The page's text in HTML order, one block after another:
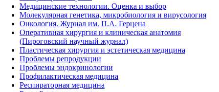
Медицинские технологии. Оценка и выбор
Молекулярная генетика, микробиология и вирусология
Онкология. Журнал им. П.А. Герцена
Оперативная хирургия и клиническая анатомия
(Пироговский научный журнал)
Пластическая хирургия и эстетическая медицина
Проблемы репродукции
Проблемы эндокринологии
Профилактическая медицина
Респираторная медицина